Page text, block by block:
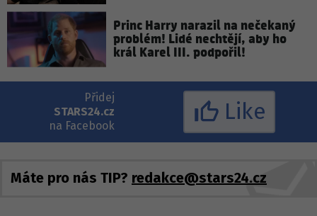
Princ Harry narazil na nečekaný
problém! Lidé nechtějí, aby ho
král Karel III. podpořil!
Přidej
STARS24.cz
na Facebook
Like
Máte pro nás TIP? redakce@stars24.cz